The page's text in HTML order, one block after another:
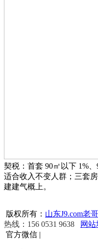
契税：首套 90㎡以下 1%、
适合收入不变人群；三套
建建气概上。
版权所有： 山东J9.com老
热线：156 0531 9638
网站
官方微信 |